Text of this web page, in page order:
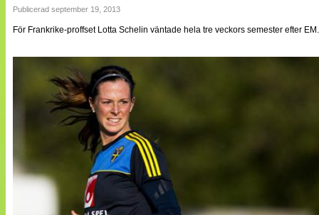
Bildreportage
Bloggar
Webb-TV
Cuper
Medlemsbilder
Till klubbkassan
NÄTverket
Split vision
Annonsera
Statistik
Tipsa Damfotboll
Kontakt
Publicerad september 19, 2013
För Frankrike-proffset Lotta Schelin väntade hela tre veckors semester efter